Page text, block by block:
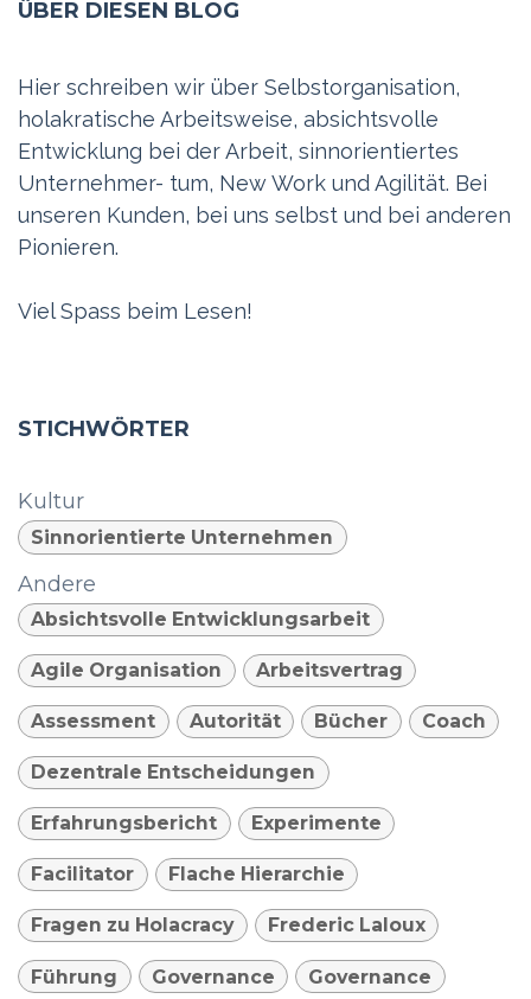
ÜBER DIESEN BLOG
Hier schreiben wir über Selbstorganisation,
holakratische Arbeitsweise, absichtsvolle
Entwicklung bei der Arbeit, sinnorientiertes
Unternehmer- tum, New Work und Agilität. Bei
unseren Kunden, bei uns selbst und bei anderen
Pionieren.
Viel Spass beim Lesen!
STICHWÖRTER
Kultur
Sinnorientierte Unternehmen
Andere
Absichtsvolle Entwicklungsarbeit
Agile Organisation Arbeitsvertrag
Assessment Autorität Bücher Coach
Dezentrale Entscheidungen
Erfahrungsbericht Experimente
Facilitator Flache Hierarchie
Fragen zu Holacracy Frederic Laloux
Führung Governance Governance